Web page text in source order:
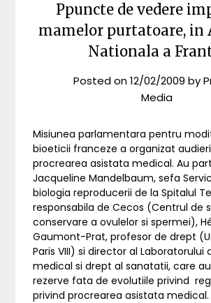
Ppuncte de vedere
mamelor purtatoare, in
Nationala a
Posted on12/02/2009 by
Media
Misiunea parlamentara pentru
bioeticii franceze a organizat
procrearea asistata medical. Au
Jacqueline Mandelbaum, sefa
biologia reproducerii de la Spitalul
responsabila de Cecos (Centrul de
conservare a ovulelor si spermei),
Gaumont-Prat, profesor de drept
Paris VIII) si director al Laboratorului
medical si drept al sanatatii, care
rezerve fata de evolutiile privind
privind procrearea asistata medical.